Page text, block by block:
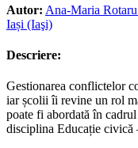
Autor: Ana-Maria
Iași (Iaşi)
Descriere:
Gestionarea conflictelor
iar școlii îi revine un rol
poate fi abordată în
disciplina Educație civică